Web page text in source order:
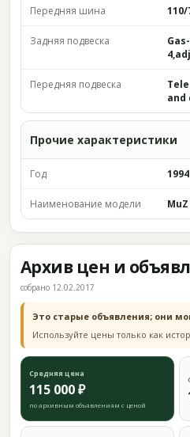
Передняя шина 110/
Задняя подвеска
Передняя подвеска
and
Прочие характеристики
Год 1994
Наименование модели
Архив цен и
собрано 12.02.2017
Это старые объявления; они
Используйте цены только как
Средняя цена
115 000 ₽
по архивным объявлениям с ценой